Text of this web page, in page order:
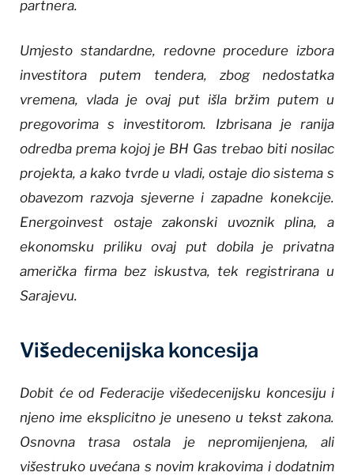
partnera.
Umjesto standardne, redovne procedure izbora
investitora putem tendera, zbog nedostatka
vremena, vlada je ovaj put išla bržim putem u
pregovorima s investitorom. Izbrisana je ranija
odredba prema kojoj je BH Gas trebao biti nosilac
projekta, a kako tvrde u vladi, ostaje dio sistema s
obavezom razvoja sjeverne i zapadne konekcije.
Energoinvest ostaje zakonski uvoznik plina, a
ekonomsku priliku ovaj put dobila je privatna
američka firma bez iskustva, tek registrirana u
Sarajevu.
Višedecenijska koncesija
Dobit će od Federacije višedecenijsku koncesiju i
njeno ime eksplicitno je uneseno u tekst zakona.
Osnovna trasa ostala je nepromijenjena, ali
višestruko uvećana s novim krakovima i dodatnim